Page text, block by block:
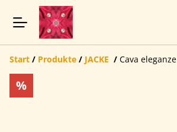
Start / Produkte / JACKE / Cava eleganze
%